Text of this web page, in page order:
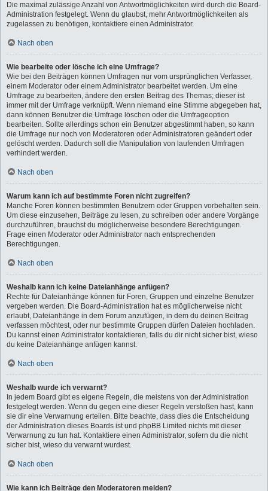
Die maximal zulässige Anzahl von Antwortmöglichkeiten wird durch die Board-
Administration festgelegt. Wenn du glaubst, mehr Antwortmöglichkeiten als
zugelassen zu benötigen, kontaktiere einen Administrator.
Nach oben
Wie bearbeite oder lösche ich eine Umfrage?
Wie bei den Beiträgen können Umfragen nur vom ursprünglichen Verfasser,
einem Moderator oder einem Administrator bearbeitet werden. Um eine
Umfrage zu bearbeiten, ändere den ersten Beitrag des Themas; dieser ist
immer mit der Umfrage verknüpft. Wenn niemand eine Stimme abgegeben hat,
dann können Benutzer die Umfrage löschen oder die Umfrageoption
bearbeiten. Sollte allerdings schon ein Benutzer abgestimmt haben, so kann
die Umfrage nur noch von Moderatoren oder Administratoren geändert oder
gelöscht werden. Dadurch soll die Manipulation von laufenden Umfragen
verhindert werden.
Nach oben
Warum kann ich auf bestimmte Foren nicht zugreifen?
Manche Foren können bestimmten Benutzern oder Gruppen vorbehalten sein.
Um diese einzusehen, Beiträge zu lesen, zu schreiben oder andere Vorgänge
durchzuführen, brauchst du möglicherweise besondere Berechtigungen.
Frage einen Moderator oder Administrator nach entsprechenden
Berechtigungen.
Nach oben
Weshalb kann ich keine Dateianhänge anfügen?
Rechte für Dateianhänge können für Foren, Gruppen und einzelne Benutzer
vergeben werden. Die Board-Administration hat es möglicherweise nicht
erlaubt, Dateianhänge in dem Forum anzufügen, in dem du deinen Beitrag
verfassen möchtest, oder nur bestimmte Gruppen dürfen Dateien hochladen.
Du kannst einen Administrator kontaktieren, falls du dir nicht sicher bist, wieso
du keine Dateianhänge anfügen kannst.
Nach oben
Weshalb wurde ich verwarnt?
In jedem Board gibt es eigene Regeln, die meistens von der Administration
festgelegt werden. Wenn du gegen eine dieser Regeln verstoßen hast, kann
sie dir eine Verwarnung erteilen. Bitte beachte, dass dies die Entscheidung
der Administration dieses Boards ist und phpBB Limited nichts mit dieser
Verwarnung zu tun hat. Kontaktiere einen Administrator, sofern du die nicht
sicher bist, wieso du verwarnt wurdest.
Nach oben
Wie kann ich Beiträge den Moderatoren melden?